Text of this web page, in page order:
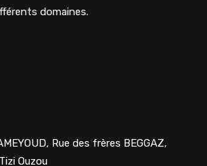
domaines.
Rue des frères BEGGAZ,
Ouzou